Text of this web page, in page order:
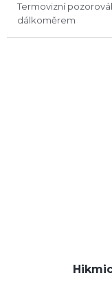
Termovizní
dálkoměrem